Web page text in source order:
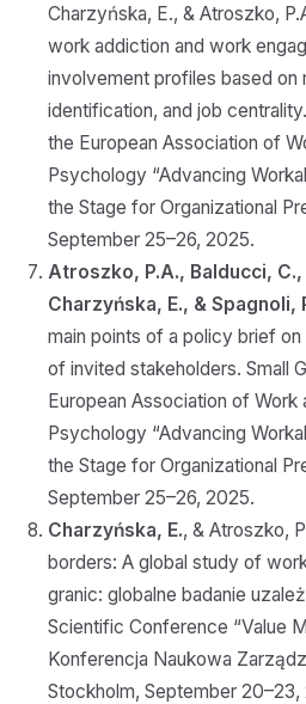
Charzyńska, E., & Atroszko,
work addiction and work
involvement profiles based on
identification, and job
the European Association of
Psychology “Advancing
the Stage for Organizational
September 25–26, 2025.
Atroszko, P.A., Balducci,
Charzyńska, E., & Spagnoli,
main points of a policy brief
of invited stakeholders. Small
European Association of Work
Psychology “Advancing
the Stage for Organizational
September 25–26, 2025.
Charzyńska, E., & Atroszko,
borders: A global study of
granic: globalne badanie
Scientific Conference “Value
Konferencja Naukowa
Stockholm, September 20–23,